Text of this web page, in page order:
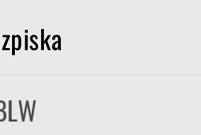
Email
Po przesłaniu formularza otrzymasz
mail zwrotny z linkiem do pobrania